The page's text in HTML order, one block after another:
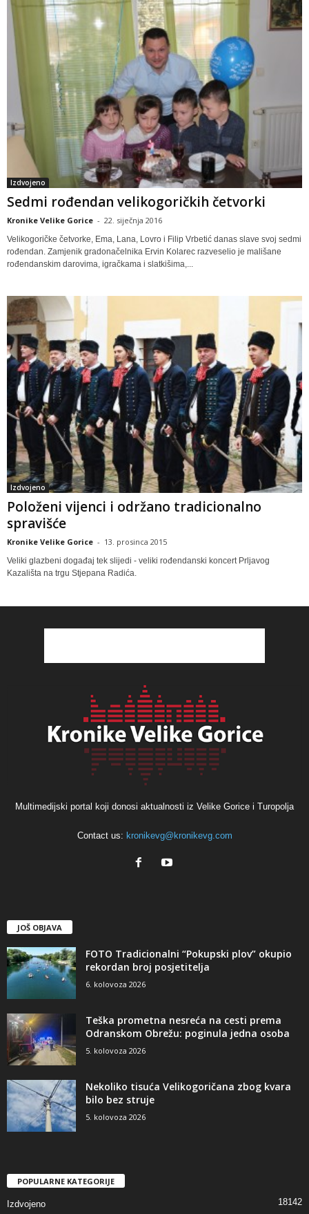
Izdvojeno
Sedmi rođendan velikogoričkih četvorki
Kronike Velike Gorice - 22. siječnja 2016
Velikogoričke četvorke, Ema, Lana, Lovro i Filip Vrbetić danas slave svoj sedmi
rođendan. Zamjenik gradonačelnika Ervin Kolarec razveselio je mališane
rođendanskim darovima, igračkama i slatkišima,...
Izdvojeno
Položeni vijenci i održano tradicionalno
spravišće
Kronike Velike Gorice - 13. prosinca 2015
Veliki glazbeni događaj tek slijedi - veliki rođendanski koncert Prljavog
Kazališta na trgu Stjepana Radića.
Multimedijski portal koji donosi aktualnosti iz Velike Gorice i Turopolja
Contact us: kronikevg@kronikevg.com
JOŠ OBJAVA
FOTO Tradicionalni “Pokupski plov” okupio
rekordan broj posjetitelja
6. kolovoza 2026
Teška prometna nesreća na cesti prema
Odranskom Obrežu: poginula jedna osoba
5. kolovoza 2026
Nekoliko tisuća Velikogoričana zbog kvara
bilo bez struje
5. kolovoza 2026
POPULARNE KATEGORIJE
Izdvojeno 18142